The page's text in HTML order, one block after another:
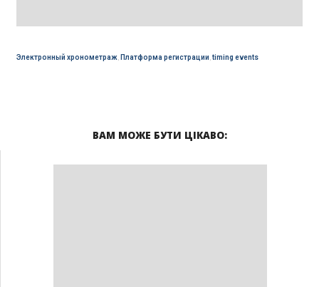
Электронный хронометраж, Платформа регистрации,timing events
ВАМ МОЖЕ БУТИ ЦІКАВО: